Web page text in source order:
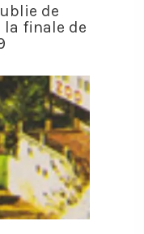
de
finale de